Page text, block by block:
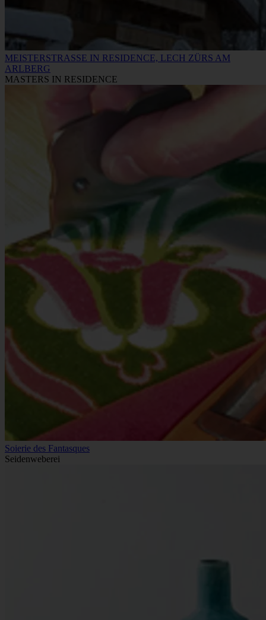
MEISTERSTRASSE IN RESIDENCE, LECH ZÜRS AM
ARLBERG
MASTERS IN RESIDENCE
Soierie des Fantasques
Seidenweberei